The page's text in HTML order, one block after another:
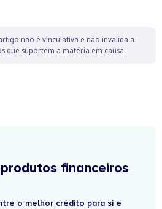
não é vinculativa e não invalida a
que suportem a matéria em causa.
financeiros
o melhor crédito para si e